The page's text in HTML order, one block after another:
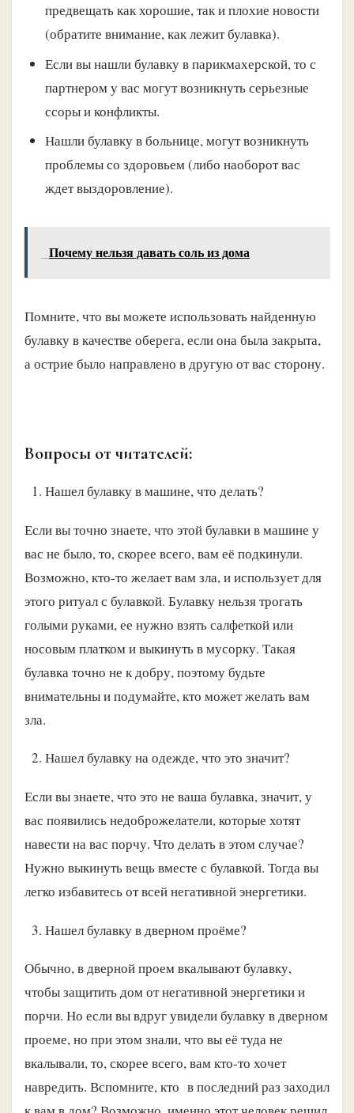
предвещать как хорошие, так и плохие новости
(обратите внимание, как лежит булавка).
Если вы нашли булавку в парикмахерской, то с
партнером у вас могут возникнуть серьезные
ссоры и конфликты.
Нашли булавку в больнице, могут возникнуть
проблемы со здоровьем (либо наоборот вас
ждет выздоровление).
Почему нельзя давать соль из дома
Помните, что вы можете использовать найденную
булавку в качестве оберега, если она была закрыта,
а острие было направлено в другую от вас сторону.
Вопросы от читателей:
Нашел булавку в машине, что делать?
Если вы точно знаете, что этой булавки в машине у
вас не было, то, скорее всего, вам её подкинули.
Возможно, кто-то желает вам зла, и использует для
этого ритуал с булавкой. Булавку нельзя трогать
голыми руками, ее нужно взять салфеткой или
носовым платком и выкинуть в мусорку. Такая
булавка точно не к добру, поэтому будьте
внимательны и подумайте, кто может желать вам
зла.
Нашел булавку на одежде, что это значит?
Если вы знаете, что это не ваша булавка, значит, у
вас появились недоброжелатели, которые хотят
навести на вас порчу. Что делать в этом случае?
Нужно выкинуть вещь вместе с булавкой. Тогда вы
легко избавитесь от всей негативной энергетики.
Нашел булавку в дверном проёме?
Обычно, в дверной проем вкалывают булавку,
чтобы защитить дом от негативной энергетики и
порчи. Но если вы вдруг увидели булавку в дверном
проеме, но при этом знали, что вы её туда не
вкалывали, то, скорее всего, вам кто-то хочет
навредить. Вспомните, кто в последний раз заходил